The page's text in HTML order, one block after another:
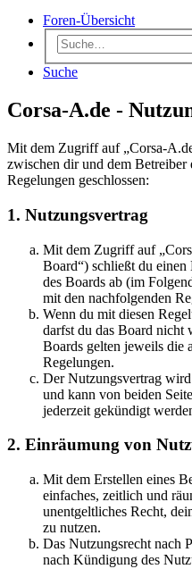
Foren-Übersicht
Suche
Corsa-A.de -
Mit dem Zugriff auf „Corsa-
zwischen dir und dem Betreiber
Regelungen geschlossen:
1. Nutzungsvertrag
Mit dem Zugriff auf
Board“) schließt du
des Boards ab (im
mit den nachfolgenden
Wenn du mit diesen
darfst du das Board nicht
Boards gelten jeweils die
Regelungen.
Der Nutzungsvertrag
und kann von beiden
jederzeit gekündigt
2. Einräumung von
Mit dem Erstellen eines
einfaches, zeitlich und
unentgeltliches Recht,
zu nutzen.
Das Nutzungsrecht nach
nach Kündigung des